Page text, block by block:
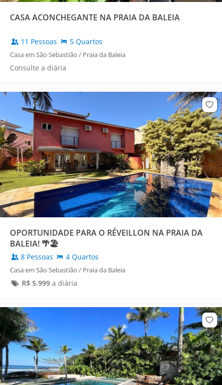
CASA ACONCHEGANTE NA PRAIA DA BALEIA
11 Pessoas 5 Quartos
Casa em São Sebastião / Praia da Baleia
Consulte a diária
OPORTUNIDADE PARA O RÉVEILLON NA PRAIA DA
BALEIA! 🌴🏖️
8 Pessoas 4 Quartos
Casa em São Sebastião / Praia da Baleia
R$ 5.999a diária